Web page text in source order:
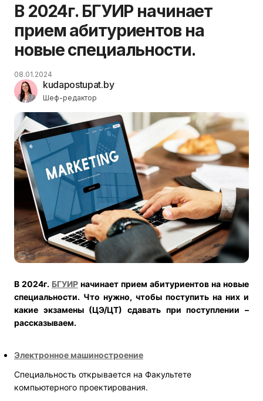
В 2024г. БГУИР начинает
прием абитуриентов на
новые специальности.
kudapostupat.by
Шеф-редактор
08.01.2024
В 2024г. БГУИР начинает прием абитуриентов на новые
специальности. Что нужно, чтобы поступить на них и
какие экзамены (ЦЭ/ЦТ) сдавать при поступлении –
рассказываем.
Электронное машиностроение
Специальность открывается на Факультете
компьютерного проектирования.